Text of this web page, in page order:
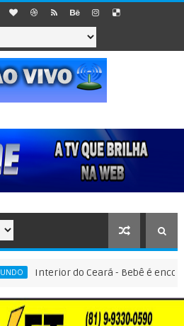
Interior do Ceará - Bebê é encontrado